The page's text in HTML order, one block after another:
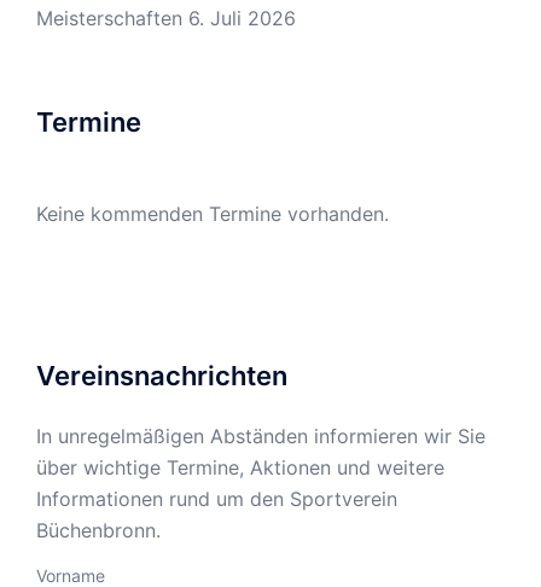
Meisterschaften 6. Juli 2026
Termine
Keine kommenden Termine vorhanden.
Vereinsnachrichten
In unregelmäßigen Abständen informieren wir Sie
über wichtige Termine, Aktionen und weitere
Informationen rund um den Sportverein
Büchenbronn.
Vorname